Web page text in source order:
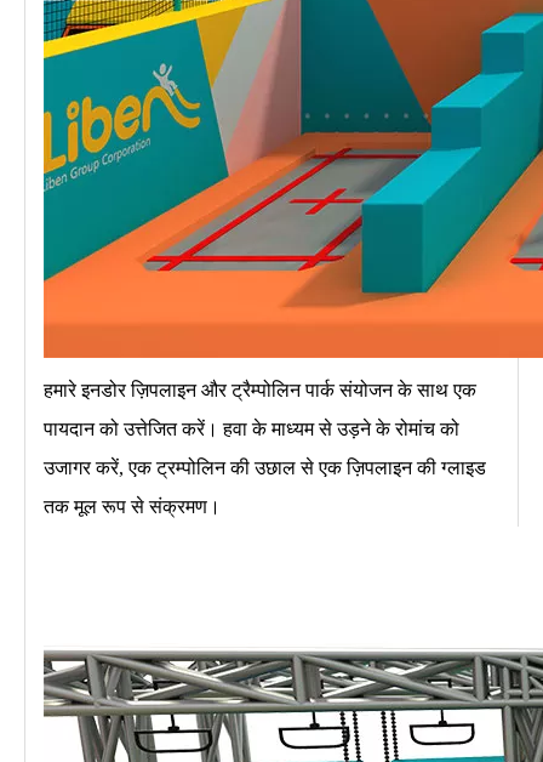
हमारे इनडोर ज़िपलाइन और ट्रैम्पोलिन पार्क संयोजन के साथ एक
पायदान को उत्तेजित करें। हवा के माध्यम से उड़ने के रोमांच को
उजागर करें, एक ट्रम्पोलिन की उछाल से एक ज़िपलाइन की ग्लाइड
तक मूल रूप से संक्रमण।